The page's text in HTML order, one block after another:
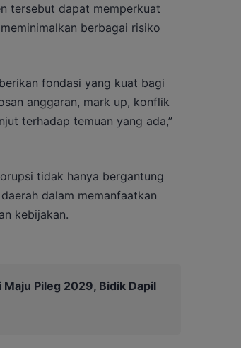
tersebut dapat memperkuat
berbagai risiko
fondasi yang kuat bagi
anggaran, mark up, konflik
terhadap temuan yang ada,”
tidak hanya bergantung
dalam memanfaatkan
kebijakan.
Pileg 2029, Bidik Dapil